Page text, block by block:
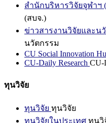
สำนักบริหารวิจัยจุฬาฯ
(สบจ.)
ข่าวสารงานวิจัยและน
นวัตกรรม
CU Social Innovation
CU-Daily Research CU-
ทุนวิจัย
ทุนวิจัย ทุนวิจัย
ทุนวิจัยในประเทศ ทุนวิ